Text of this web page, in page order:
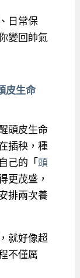
日常保
變回帥氣
皮生命
頭皮生命
插秧，種
己的「頭
更茂盛，
排兩次養
就好像超
不僅厲